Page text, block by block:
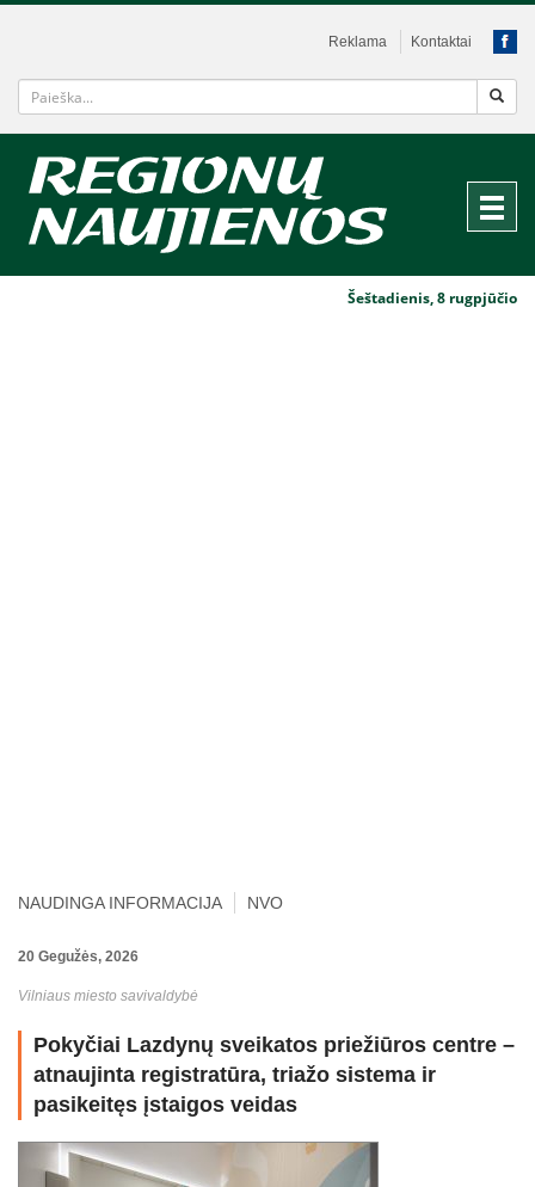
Reklama Kontaktai
Šeštadienis, 8 rugpjūčio
NAUDINGA INFORMACIJA NVO
20 Gegužės, 2026
Vilniaus miesto savivaldybė
Pokyčiai Lazdynų sveikatos priežiūros centre –
atnaujinta registratūra, triažo sistema ir
pasikeitęs įstaigos veidas